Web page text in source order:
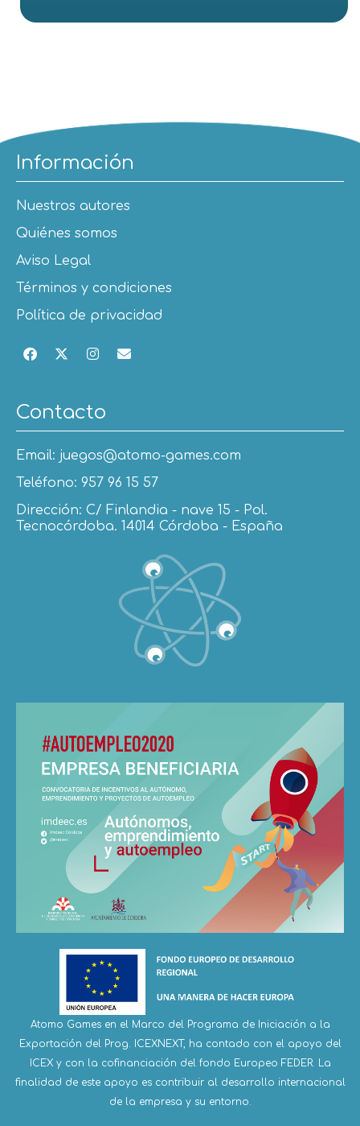
Información
Nuestros autores
Quiénes somos
Aviso Legal
Términos y condiciones
Política de privacidad
Contacto
Email: juegos@atomo-games.com
Teléfono: 957 96 15 57
Dirección: C/ Finlandia - nave 15 - Pol.
Tecnocórdoba. 14014 Córdoba - España
Atomo Games en el Marco del Programa de Iniciación a la
Exportación del Prog. ICEXNEXT, ha contado con el apoyo del
ICEX y con la cofinanciación del fondo Europeo FEDER. La
finalidad de este apoyo es contribuir al desarrollo internacional
de la empresa y su entorno.